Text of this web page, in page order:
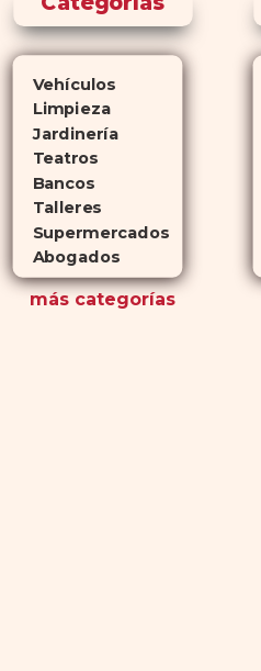
Vehículos
Limpieza
Jardinería
Teatros
Bancos
Talleres
Supermercados
Abogados
más categorías